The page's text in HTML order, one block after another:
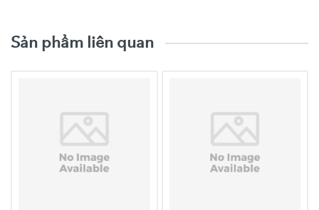
Công suất đỉnh: 2*100W
Công suất duy trì: 2*50W
Sản phẩm liên quan